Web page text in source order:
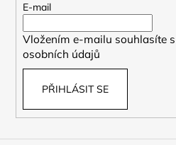
E-mail
Vložením e-mailu souhlasíte s
osobních údajů
PŘIHLÁSIT SE